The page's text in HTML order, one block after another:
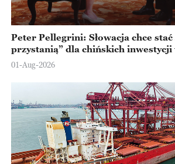
Peter Pellegrini: Słowacja chce stać
przystanią” dla chińskich inwestycji
Europejskiej
01-Aug-2026